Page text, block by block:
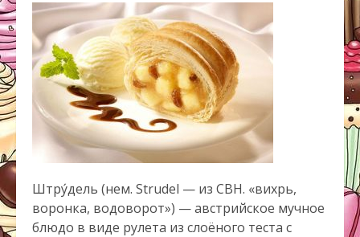
Штру́дель (нем. Strudel — из СВН. «вихрь,
воронка, водоворот») — австрийское мучное
блюдо в виде рулета из слоёного теста с